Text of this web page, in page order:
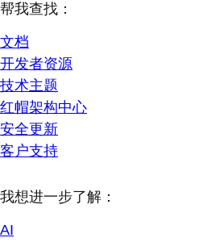
帮我查找：
文档
开发者资源
技术主题
红帽架构中心
安全更新
客户支持
我想进一步了解：
AI